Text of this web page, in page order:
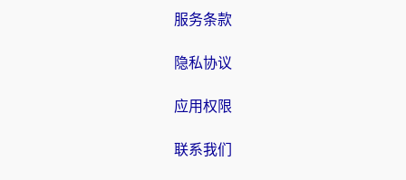
服务条款
隐私协议
应用权限
联系我们